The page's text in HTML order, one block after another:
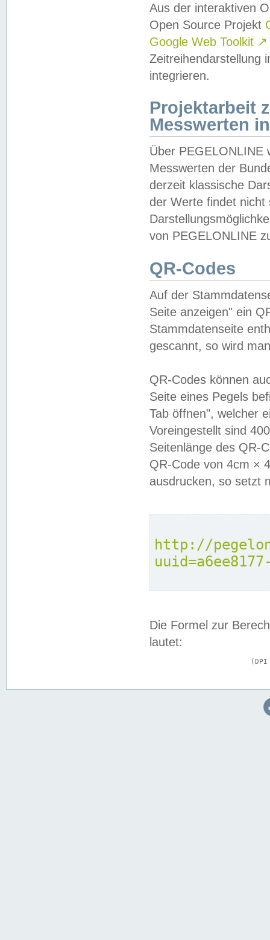
Aus der interaktiven
Open Source Projekt
Google Web Toolkit ↗
Zeitreihendarstellung
integrieren.
Projektarbeit
Messwerten
Über PEGELONLINE
Messwerten der
derzeit klassische
der Werte findet
von PEGELONLINE
QR-Codes
Auf der
Seite anzeigen" ein
Stammdatenseite
gescannt, so wird
QR-Codes können
Seite eines Pegels
Tab öffnen", welcher
Voreingestellt sind
Seitenlänge des QR-
QR-Code von 4cm ×
ausdrucken, so setzt
http://
Die Formel zur
lautet: